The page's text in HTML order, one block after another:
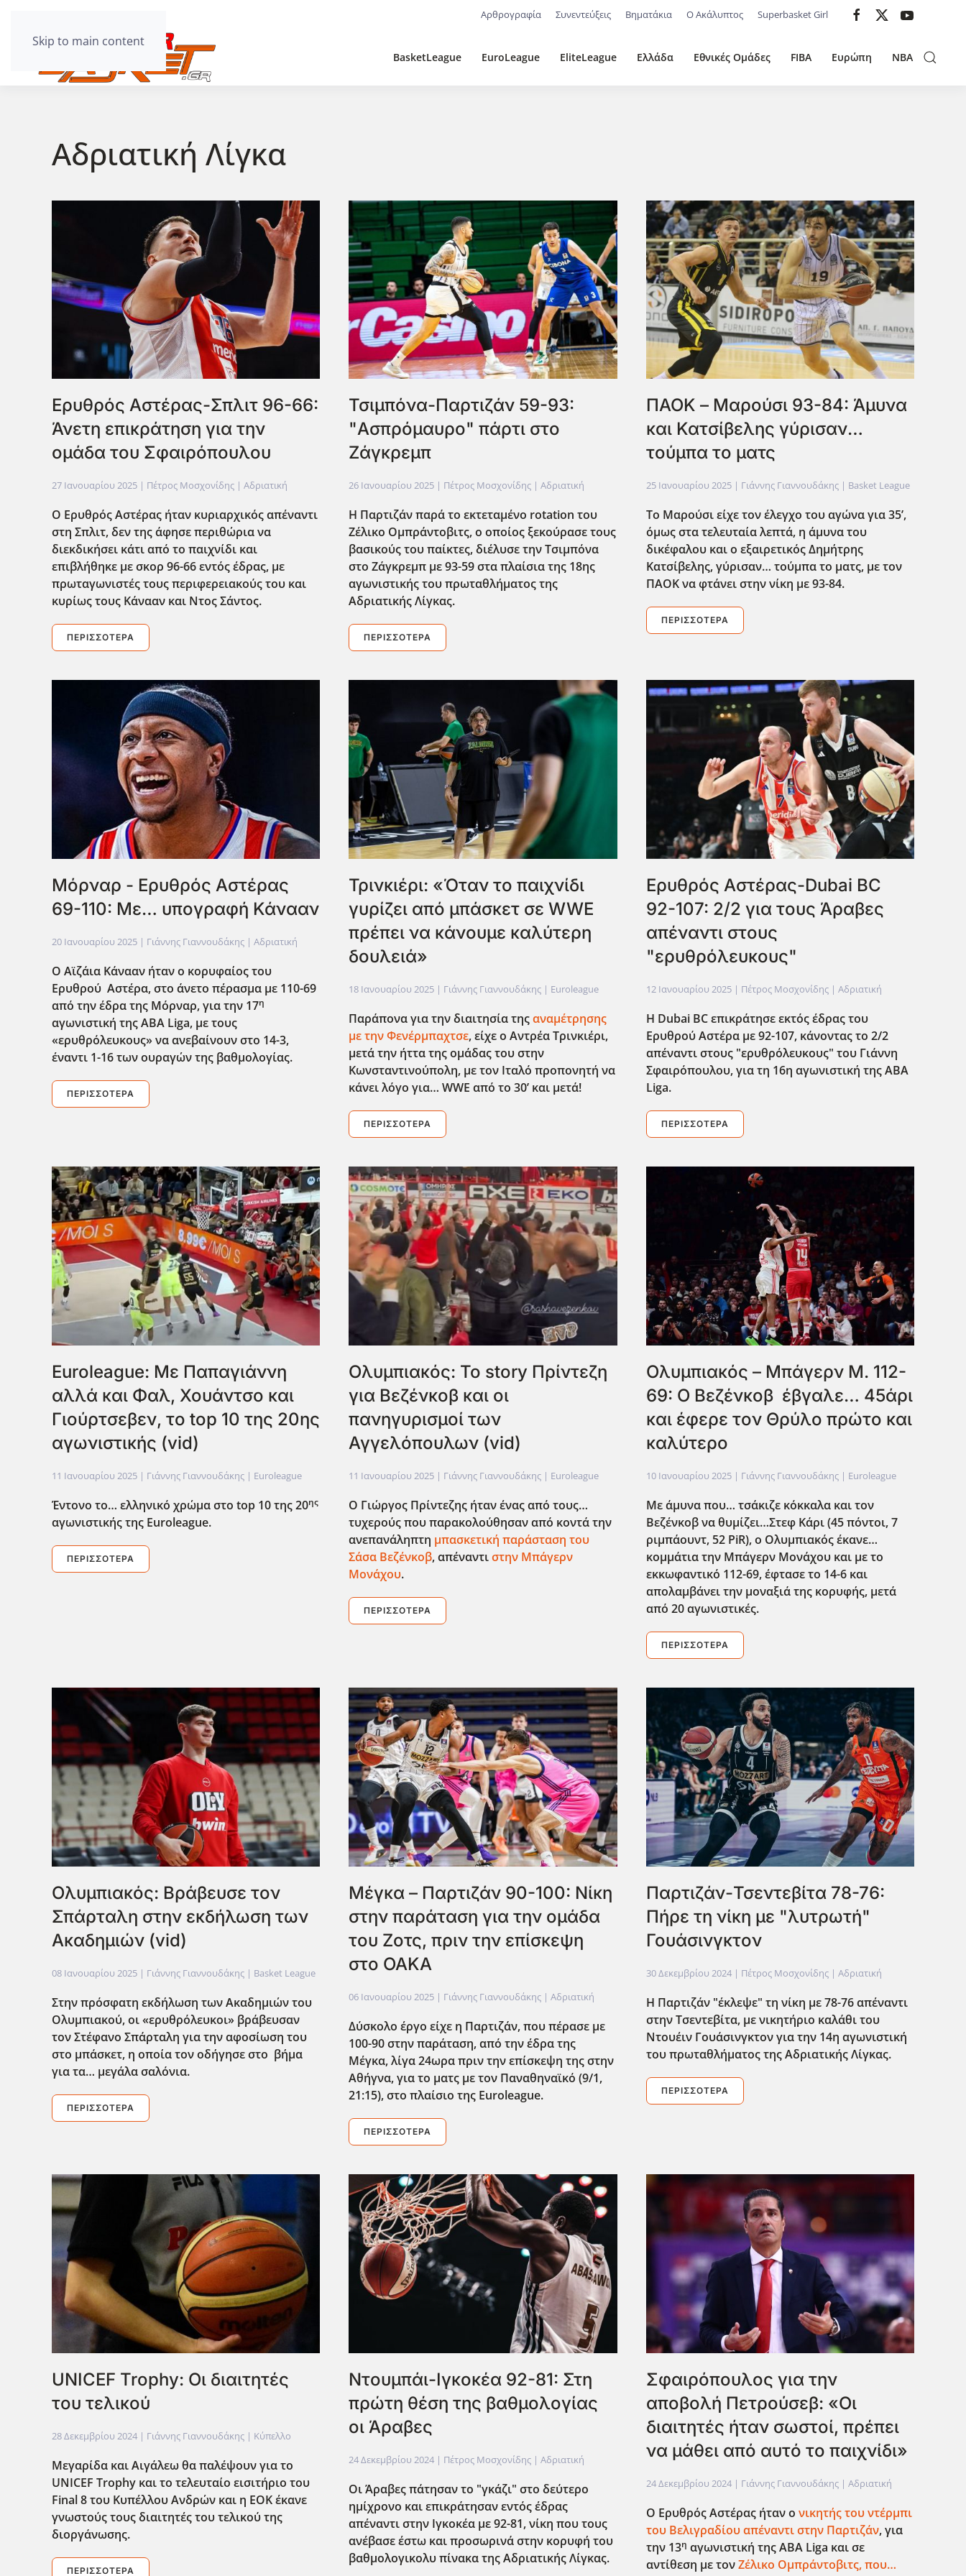
Skip to main content
Αρθρογραφία Συνεντεύξεις Βηματάκια Ο Ακάλυπτος Superbasket Girl
BasketLeague EuroLeague EliteLeague Ελλάδα Εθνικές Ομάδες FIBA Ευρώπη NBA
Αδριατική Λίγκα
Ερυθρός Αστέρας-Σπλιτ 96-66:
Άνετη επικράτηση για την
ομάδα του Σφαιρόπουλου
27 Ιανουαρίου 2025 | Πέτρος Μοσχονίδης | Αδριατική
Ο Ερυθρός Αστέρας ήταν κυριαρχικός απέναντι
στη Σπλιτ, δεν της άφησε περιθώρια να
διεκδικήσει κάτι από το παιχνίδι και
επιβλήθηκε με σκορ 96-66 εντός έδρας, με
πρωταγωνιστές τους περιφερειακούς του και
κυρίως τους Κάνααν και Ντος Σάντος.
ΠΕΡΙΣΣΌΤΕΡΑ
Τσιμπόνα-Παρτιζάν 59-93:
"Ασπρόμαυρο" πάρτι στο
Ζάγκρεμπ
26 Ιανουαρίου 2025 | Πέτρος Μοσχονίδης |Αδριατική
Η Παρτιζάν παρά το εκτεταμένο rotation του
Ζέλικο Ομπράντοβιτς, ο οποίος ξεκούρασε τους
βασικούς του παίκτες, διέλυσε την Τσιμπόνα
στο Ζάγκρεμπ με 93-59 στα πλαίσια της 18ης
αγωνιστικής του πρωταθλήματος της
Αδριατικής Λίγκας.
ΠΕΡΙΣΣΌΤΕΡΑ
ΠΑΟΚ – Μαρούσι 93-84: Άμυνα
και Κατσίβελης γύρισαν…
τούμπα το ματς
25 Ιανουαρίου 2025| Γιάννης Γιαννουδάκης | Basket League
Το Μαρούσι είχε τον έλεγχο του αγώνα για 35’,
όμως στα τελευταία λεπτά, η άμυνα του
δικέφαλου και ο εξαιρετικός Δημήτρης
Κατσίβελης, γύρισαν… τούμπα το ματς, με τον
ΠΑΟΚ να φτάνει στην νίκη με 93-84.
ΠΕΡΙΣΣΌΤΕΡΑ
Μόρναρ - Ερυθρός Αστέρας
69-110: Με… υπογραφή Κάνααν
20 Ιανουαρίου 2025 | Γιάννης Γιαννουδάκης | Αδριατική
Ο Αϊζάια Κάνααν ήταν ο κορυφαίος του
Ερυθρού Αστέρα, στο άνετο πέρασμα με 110-69
από την έδρα της Μόρναρ, για την 17η
αγωνιστική της ABA Liga, με τους
«ερυθρόλευκους» να ανεβαίνουν στο 14-3,
έναντι 1-16 των ουραγών της βαθμολογίας.
ΠΕΡΙΣΣΌΤΕΡΑ
Τρινκιέρι: «Όταν το παιχνίδι
γυρίζει από μπάσκετ σε WWE
πρέπει να κάνουμε καλύτερη
δουλειά»
18 Ιανουαρίου 2025 | Γιάννης Γιαννουδάκης | Euroleague
Παράπονα για την διαιτησία τηςαναμέτρησης
με την Φενέρμπαχτσε, είχε ο Αντρέα Τρινκιέρι,
μετά την ήττα της ομάδας του στην
Κωνσταντινούπολη, με τον Ιταλό προπονητή να
κάνει λόγο για… WWE από το 30’ και μετά!
ΠΕΡΙΣΣΌΤΕΡΑ
Ερυθρός Αστέρας-Dubai BC
92-107: 2/2 για τους Άραβες
απέναντι στους
"ερυθρόλευκους"
12 Ιανουαρίου 2025| Πέτρος Μοσχονίδης | Αδριατική
Η Dubai BC επικράτησε εκτός έδρας του
Ερυθρού Αστέρα με 92-107, κάνοντας το 2/2
απέναντι στους "ερυθρόλευκους" του Γιάννη
Σφαιρόπουλου, για τη 16η αγωνιστική της ABA
Liga.
ΠΕΡΙΣΣΌΤΕΡΑ
Euroleague: Με Παπαγιάννη
αλλά και Φαλ, Χουάντσο και
Γιούρτσεβεν, το top 10 της 20ης
αγωνιστικής (vid)
11 Ιανουαρίου 2025 | Γιάννης Γιαννουδάκης | Euroleague
Έντονο το… ελληνικό χρώμα στο top 10 της 20ης
αγωνιστικής της Euroleague.
ΠΕΡΙΣΣΌΤΕΡΑ
Ολυμπιακός: Το story Πρίντεζη
για Βεζένκοβ και οι
πανηγυρισμοί των
Αγγελόπουλων (vid)
11 Ιανουαρίου 2025 | Γιάννης Γιαννουδάκης | Euroleague
Ο Γιώργος Πρίντεζης ήταν ένας από τους…
τυχερούς που παρακολούθησαν από κοντά την
ανεπανάληπτη μπασκετική παράσταση του
Σάσα Βεζένκοβ, απέναντιστην Μπάγερν
Μονάχου.
ΠΕΡΙΣΣΌΤΕΡΑ
Ολυμπιακός – Μπάγερν Μ. 112-
69: Ο Βεζένκοβ έβγαλε… 45άρι
και έφερε τον Θρύλο πρώτο και
καλύτερο
10 Ιανουαρίου 2025| Γιάννης Γιαννουδάκης | Euroleague
Με άμυνα που… τσάκιζε κόκκαλα και τον
Βεζένκοβ να θυμίζει…Στεφ Κάρι (45 πόντοι, 7
ριμπάουντ, 52 PiR), ο Ολυμπιακός έκανε…
κομμάτια την Μπάγερν Μονάχου και με το
εκκωφαντικό 112-69, έφτασε το 14-6 και
απολαμβάνει την μοναξιά της κορυφής, μετά
από 20 αγωνιστικές.
ΠΕΡΙΣΣΌΤΕΡΑ
Ολυμπιακός: Βράβευσε τον
Σπάρταλη στην εκδήλωση των
Ακαδημιών (vid)
08 Ιανουαρίου 2025 | Γιάννης Γιαννουδάκης | Basket League
Στην πρόσφατη εκδήλωση των Ακαδημιών του
Ολυμπιακού, οι «ερυθρόλευκοι» βράβευσαν
τον Στέφανο Σπάρταλη για την αφοσίωση του
στο μπάσκετ, η οποία τον οδήγησε στο βήμα
για τα… μεγάλα σαλόνια.
ΠΕΡΙΣΣΌΤΕΡΑ
Μέγκα – Παρτιζάν 90-100: Νίκη
στην παράταση για την ομάδα
του Ζοτς, πριν την επίσκεψη
στο ΟΑΚΑ
06 Ιανουαρίου 2025 | Γιάννης Γιαννουδάκης |Αδριατική
Δύσκολο έργο είχε η Παρτιζάν, που πέρασε με
100-90 στην παράταση, από την έδρα της
Μέγκα, λίγα 24ωρα πριν την επίσκεψη της στην
Αθήγνα, για το ματς με τον Παναθηναϊκό (9/1,
21:15), στο πλαίσιο της Euroleague.
ΠΕΡΙΣΣΌΤΕΡΑ
Παρτιζάν-Τσεντεβίτα 78-76:
Πήρε τη νίκη με "λυτρωτή"
Γουάσινγκτον
30 Δεκεμβρίου 2024| Πέτρος Μοσχονίδης | Αδριατική
Η Παρτιζάν "έκλεψε" τη νίκη με 78-76 απ΄εναντι
στην Τσεντεβίτα, με νικητήριο καλάθι του
Ντουέιν Γουάσινγκτον για την 14η αγωνιστική
του πρωταθλήματος της Αδριατικής Λίγκας.
ΠΕΡΙΣΣΌΤΕΡΑ
UNICEF Trophy: Οι διαιτητές
του τελικού
28 Δεκεμβρίου 2024 | Γιάννης Γιαννουδάκης | Κύπελλο
Μεγαρίδα και Αιγάλεω θα παλέψουν για το
UNICEF Trophy και το τελευταίο εισιτήριο του
Final8 του Κυπέλλου Ανδρών και η ΕΟΚ έκανε
γνωστούς τους διαιτητές του τελικού της
διοργάνωσης.
ΠΕΡΙΣΣΌΤΕΡΑ
Ντουμπάι-Ιγκοκέα 92-81: Στη
πρώτη θέση της βαθμολογίας
οι Άραβες
24 Δεκεμβρίου 2024 | Πέτρος Μοσχονίδης |Αδριατική
Οι Άραβες πάτησαν το "γκάζι" στο δεύτερο
ημίχρονο και επικράτησαν εντός έδρας
απέναντι στην Ιγκοκέα με 92-81, νίκη που τους
ανέβασε έστω και προσωρινά στην κορυφή του
βαθμολογικολυ πίνακα της Αδριατικής Λίγκας.
Σφαιρόπουλος για την
αποβολή Πετρούσεβ: «Οι
διαιτητές ήταν σωστοί, πρέπει
να μάθει από αυτό το παιχνίδι»
24 Δεκεμβρίου 2024| Γιάννης Γιαννουδάκης | Αδριατική
Ο Ερυθρός Αστέρας ήταν ο νικητής του ντέρμπι
του Βελιγραδίου απέναντι στην Παρτιζάν, για
την 13η αγωνιστική της ABALiga και σε
αντίθεση με τονΖέλικο Ομπράντοβιτς, που…